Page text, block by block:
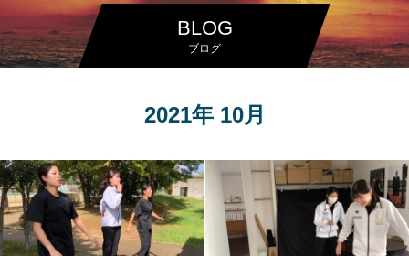
BLOG
ブログ
2021年 10月